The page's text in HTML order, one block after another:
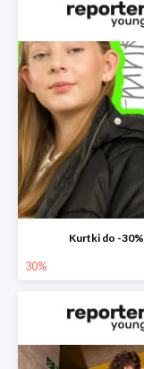
Kurtki do -30%
30%